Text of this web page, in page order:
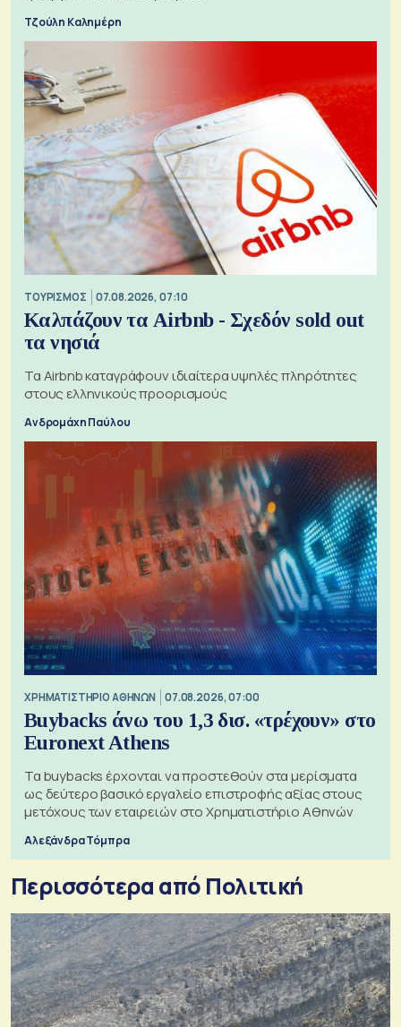
Τζούλη Καλημέρη
ΤΟΥΡΙΣΜΟΣ 07.08.2026, 07:10
Καλπάζουν τα Airbnb - Σχεδόν sold out
τα νησιά
Τα Airbnb καταγράφουν ιδιαίτερα υψηλές πληρότητες
στους ελληνικούς προορισμούς
Ανδρομάχη Παύλου
XΡΗΜΑΤΙΣΤΗΡΙΟ ΑΘΗΝΩΝ 07.08.2026, 07:00
Buybacks άνω του 1,3 δισ. «τρέχουν» στο
Euronext Athens
Τα buybacks έρχονται να προστεθούν στα μερίσματα
ως δεύτερο βασικό εργαλείο επιστροφής αξίας στους
μετόχους των εταιρειών στο Χρηματιστήριο Αθηνών
Αλεξάνδρα Τόμπρα
Περισσότερα από Πολιτική